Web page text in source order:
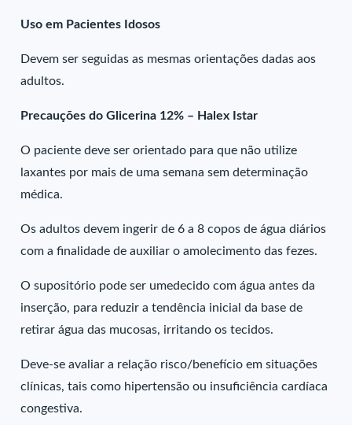
Uso em Pacientes Idosos
Devem ser seguidas as mesmas orientações dadas aos
adultos.
Precauções do Glicerina 12% – Halex Istar
O paciente deve ser orientado para que não utilize
laxantes por mais de uma semana sem determinação
médica.
Os adultos devem ingerir de 6 a 8 copos de água diários
com a finalidade de auxiliar o amolecimento das fezes.
O supositório pode ser umedecido com água antes da
inserção, para reduzir a tendência inicial da base de
retirar água das mucosas, irritando os tecidos.
Deve-se avaliar a relação risco/benefício em situações
clínicas, tais como hipertensão ou insuficiência cardíaca
congestiva.